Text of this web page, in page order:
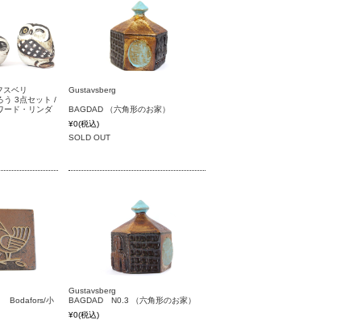
ベリ
点セット /
ード・リンダ
Gustavsberg
BAGDAD （六角形のお家）
¥0(税込)
SOLD OUT
小
Gustavsberg
BAGDAD N0.3 （六角形のお家）
¥0(税込)